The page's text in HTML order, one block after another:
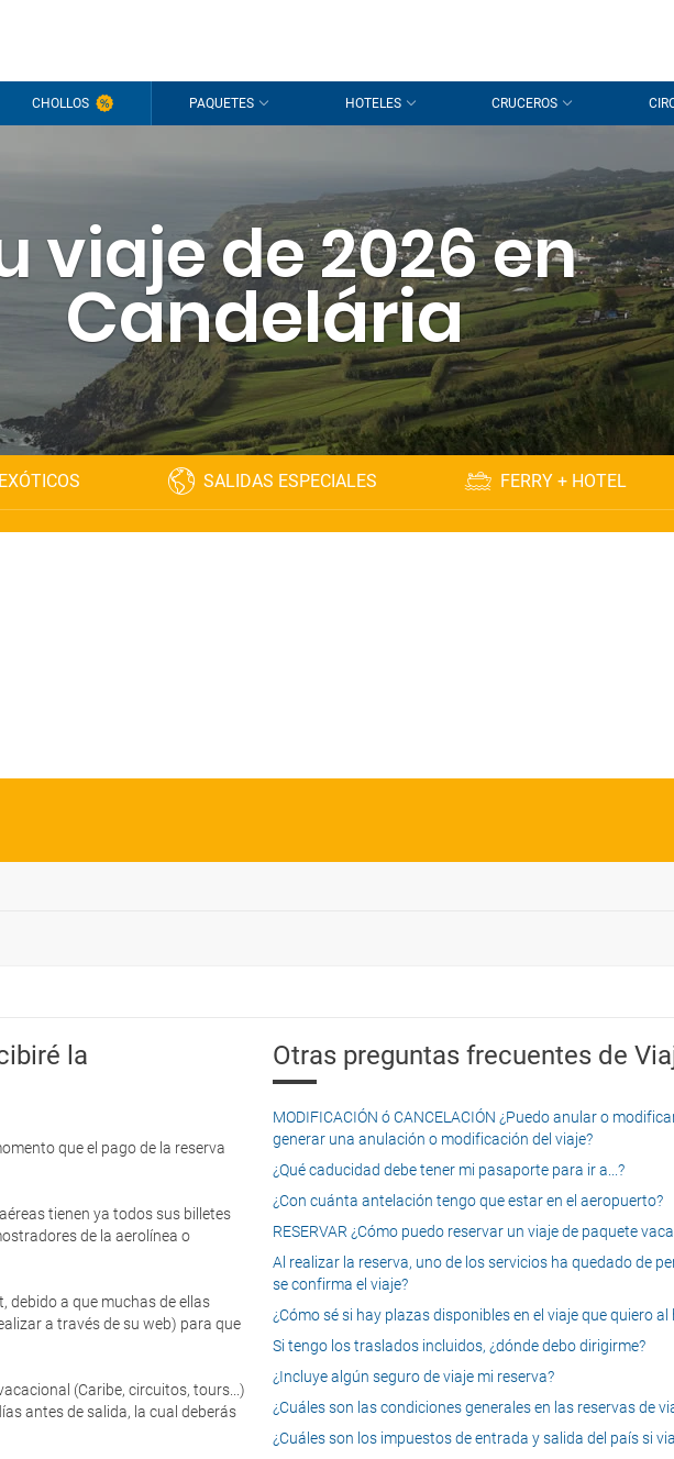
CHOLLOS PAQUETES HOTELES CRUCEROS
viaje de 2026 en
Candelária
SALIDAS ESPECIALES FERRY + HOTEL
la
que el pago de la reserva
tienen ya todos sus billetes
de la aerolínea o
debido a que muchas de ellas
a través de su web) para que
(Caribe, circuitos, tours...)
antes de salida, la cual deberás
Otras preguntas frecuentes de
MODIFICACIÓN ó CANCELACIÓN ¿Puedo anular o
generar una anulación o modificación del viaje?
¿Qué caducidad debe tener mi pasaporte para ir a...?
¿Con cuánta antelación tengo que estar en el aeropuerto?
RESERVAR ¿Cómo puedo reservar un viaje de paquete
Al realizar la reserva, uno de los servicios ha quedado de
se confirma el viaje?
¿Cómo sé si hay plazas disponibles en el viaje que quiero
Si tengo los traslados incluidos, ¿dónde debo dirigirme?
¿Incluye algún seguro de viaje mi reserva?
¿Cuáles son las condiciones generales en las reservas de
¿Cuáles son los impuestos de entrada y salida del país si